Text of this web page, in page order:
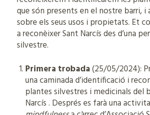
que són presents en el nostre barri, i
sobre els seus usos i propietats. Et
a reconèixer Sant Narcís des d’una
silvestre.
Primera trobada(25/05/2024):
una caminada d’identificació i
plantes silvestres i medicinals del
Narcís . Després es farà una